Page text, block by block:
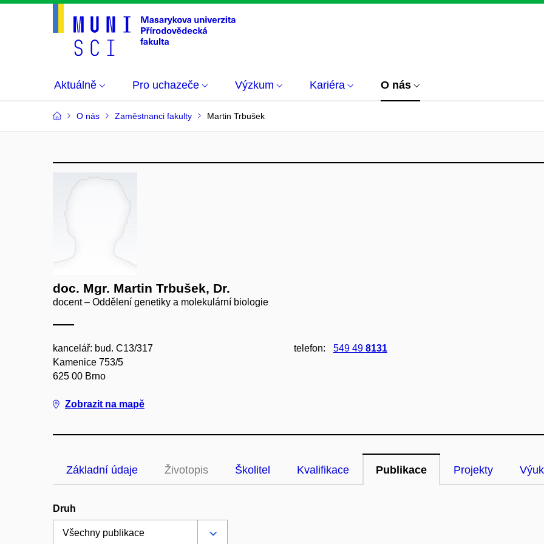
Aktuálně Pro uchazeče Výzkum Kariéra O nás
O nás Zaměstnanci fakulty Martin Trbušek
doc. Mgr. Martin Trbušek, Dr.
docent – Oddělení genetiky a molekulární biologie
kancelář: bud. C13/317
Kamenice 753/5
625 00 Brno
Zobrazit na mapě
telefon: 549 49 8131
Základní údaje Životopis Školitel Kvalifikace Publikace Projekty
Druh